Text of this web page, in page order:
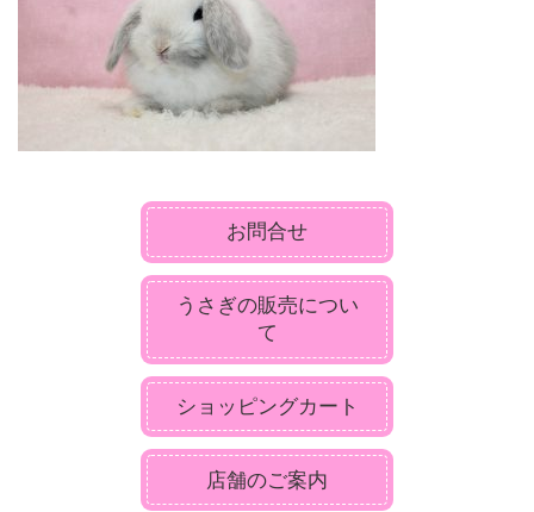
お問合せ
うさぎの販売につい
て
ショッピングカート
店舗のご案内